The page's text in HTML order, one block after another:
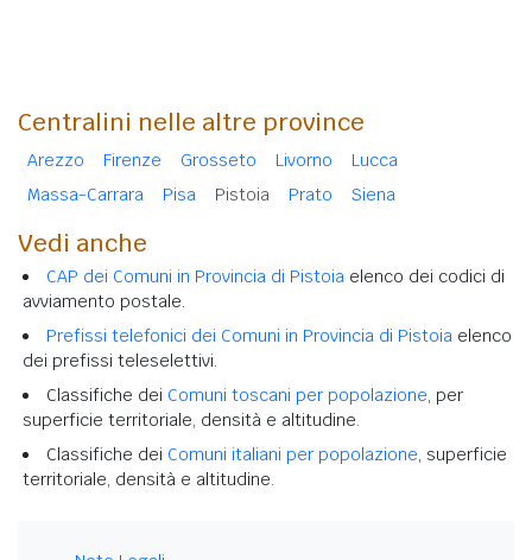
Centralini nelle altre province
Arezzo Firenze Grosseto Livorno
Lucca
Massa-Carrara
Pisa Pistoia Prato Siena
Vedi anche
CAP dei Comuni in Provincia di Pistoia elenco dei codici di
avviamento postale.
Prefissi telefonici dei Comuni in Provincia di Pistoia elenco
dei prefissi teleselettivi.
Classifiche dei Comuni toscani per popolazione, per
superficie territoriale, densità e altitudine.
Classifiche dei Comuni italiani per popolazione, superficie
territoriale, densità e altitudine.